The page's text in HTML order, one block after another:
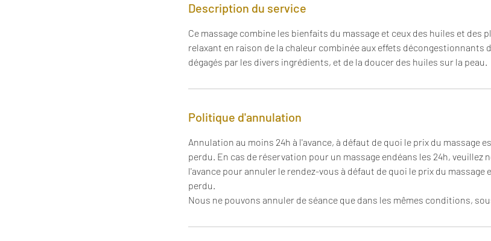
Description du service
Ce massage combine les bienfaits du massage et ceux des huiles et des
relaxant en raison de la chaleur combinée aux effets décongestionnants
dégagés par les divers ingrédients, et de la doucer des huiles sur la peau.
Politique d'annulation
Annulation au moins 24h à l'avance, à défaut de quoi le prix du massage
perdu. En cas de réservation pour un massage endéans les 24h, veuillez
l'avance pour annuler le rendez-vous à défaut de quoi le prix du massage
perdu.
Nous ne pouvons annuler de séance que dans les mêmes conditions,